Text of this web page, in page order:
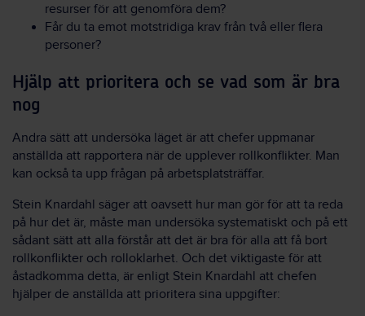
resurser för att genomföra dem?
Får du ta emot motstridiga krav från två eller flera
personer?
Hjälp att prioritera och se vad som är bra
nog
Andra sätt att undersöka läget är att chefer uppmanar
anställda att rapportera när de upplever rollkonflikter. Man
kan också ta upp frågan på arbetsplatsträffar.
Stein Knardahl säger att oavsett hur man gör för att ta reda
på hur det är, måste man undersöka systematiskt och på ett
sådant sätt att alla förstår att det är bra för alla att få bort
rollkonflikter och rolloklarhet. Och det viktigaste för att
åstadkomma detta, är enligt Stein Knardahl att chefen
hjälper de anställda att prioritera sina uppgifter: